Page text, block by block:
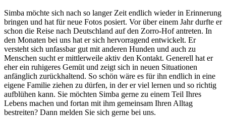
Simba möchte sich nach so langer Zeit endlich wieder in Erinnerung
bringen und hat für neue Fotos posiert. Vor über einem Jahr durfte er
schon die Reise nach Deutschland auf den Zorro-Hof antreten. In
den Monaten bei uns hat er sich hervorragend entwickelt. Er
versteht sich unfassbar gut mit anderen Hunden und auch zu
Menschen sucht er mittlerweile aktiv den Kontakt. Generell hat er
eher ein ruhigeres Gemüt und zeigt sich in neuen Situationen
anfänglich zurückhaltend. So schön wäre es für ihn endlich in eine
eigene Familie ziehen zu dürfen, in der er viel lernen und so richtig
aufblühen kann. Sie möchten Simba gerne zu einem Teil Ihres
Lebens machen und fortan mit ihm gemeinsam Ihren Alltag
bestreiten? Dann melden Sie sich gerne bei uns.